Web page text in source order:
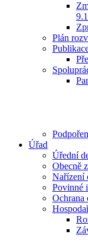
Plán
Úřad
Úřední
Obecně
Nařízení
Povinné
Ochrana